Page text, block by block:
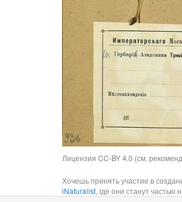
Лицензия CC-BY 4.0 (см.
Хочешь принять участие в
iNaturalist, где они станут частью